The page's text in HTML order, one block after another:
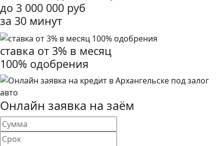
до 3 000 000 руб
за 30 минут
ставка от 3% в месяц
100% одобрения
Онлайн заявка на заём